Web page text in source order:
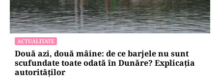
ACTUALITATE
Două azi, două mâine: de ce barjele nu sunt
scufundate toate odată în Dunăre? Explicația
autorităților